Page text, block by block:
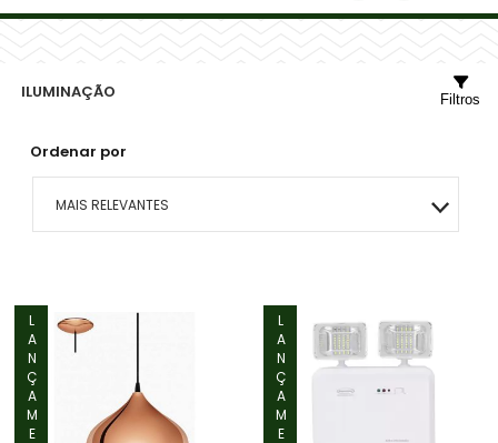
ILUMINAÇÃO
Ordenar por
MAIS RELEVANTES
MENOR PREÇO
Filtros
LANÇAMENTO LANÇAMENTO